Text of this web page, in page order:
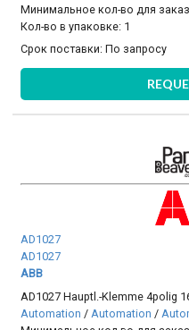
Минимальное кол-во для
Кол-во в упаковке: 1
Срок поставки:По запросу
AD1027
AD1027
ABB
AD1027 Hauptl.-Klemme 4polig
Automation / Automation /